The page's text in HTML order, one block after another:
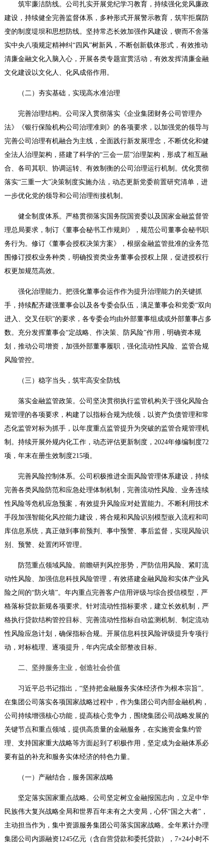
筑牢廉洁防线。 公司扎实开展党纪学习教育，持续强化党风廉政
建设，持续健全完善监督体系，多种形式开展警示教育，筑牢拒腐防
变的制度堤坝和思想防线。坚持常态长效加强作风建设，锲而不舍落
实中央八项规定精神纠“四风”树新风，不断创新载体形式，有效推动
清廉金融文化入脑入心，开展各类专题宣贯活动，有效发挥清廉金融
文化建设以文化人、化风成俗作用。
（二）夯实基础，实现高水准治理
完善治理结构。 公司深入贯彻落实《企业集团财务公司管理办
法》《银行保险机构公司治理准则》的各项要求，以加强党的领导与
完善公司治理有机融合为主线，全面践行新发展理念，不断优化和健
全法人治理架构，搭建了科学的“三会一层”治理架构，形成了相互融
合、各司其职、协调运转、有效制衡的公司治理运行机制。优化贯彻
落实“三重一大”决策制度实施办法，动态更新党委前置研究清单，进
一步优化党的领导和公司治理衔接机制。
健全制度体系。 严格贯彻落实国务院国资委以及国家金融监督管
理总局要求，制订《董事会秘书工作规则》，规范公司董事会秘书职
务行为。修订《董事会授权决策方案》，根据金融监管批准的业务范
围修订授权业务种类，明确投资类业务董事会授权上限，促进授权行
权更加规范高效。
强化治理能力。 把强化董事会运作作为提升治理能力的关键抓
手，持续配齐建强董事会以及各专委会队伍，满足董事会和党委“双向
进入、交叉任职”的要求，各专委会均由外部董事组成或外部董事占多
数。充分发挥董事会“定战略、作决策、防风险”作用，明确资本规
划，推动公司增资，加强外部董事履职，强化流动性风险、监管合规
风险管控。
（三）稳字当头，筑牢高安全防线
落实金融监管政策。 公司坚决贯彻执行监管机构关于强化风险合
规管理的各项要求，构建了以指标合规为统领，以资产负债管理和常
态化监管对标为抓手，以年度重点监管提升为突破的监管合规管理机
制。持续开展外规内化工作，动态评估更新制度，2024年修编制度72
项，年末在册生效制度215项。
完善风险控制体系。 公司积极推进全面风险管理体系建设，持续
完善各类风险防范和应急处理体制机制，完善流动性风险、业务连续
性风险等危机应急预案，有效提升风险应对处置能力。不断利用技术
手段加强智能化风控能力建设，将合规和风险识别模型嵌入流程和司
库信息系统，真正做到事前预判、事中预警、事后监督，实现风险识
别、预警、处置闭环管理。
防范重点领域风险。 前瞻研判风控形势，严防信用风险、紧盯流
动性风险、加强信息科技风险管理，有效搭建金融风险和实体产业风
险之间的“防火墙”。年内重点完善客户信用评级与综合授信模型 ， 严
格落标贷款新规各项要求。针对流动性指标要求，建立长效机制，严
格执行贷款结构管控目标、完善流动性指标自动监测机制、制定流动
性风险应急计划，确保指标合规。开展信息科技风险评级提升专项行
动，对标梳理、逐项提升，年内完成全部整改目标。
二、坚持服务主业，创造社会价值
习近平总书记指出，“坚持把金融服务实体经济作为根本宗旨”。
在集团公司落实各项国家战略过程中，作为集团公司内部金融机构，
公司持续增强核心功能，提高核心竞争力，围绕集团公司战略发展的
关键节点和重点领域，提供高质量的金融服务，在实施资金集约管
理、支持国家重大战略等方面起到了积极作用，坚定成为金融体系必
要有益的补充和服务实体经济的特色力量。
（一）产融结合，服务国家战略
坚定落实国家重点战略。 公司坚定树立金融报国志向，立足中华
民族伟大复兴战略全局和世界百年未有之大变局，心怀“国之大者”，
主动担当作为，集中资源服务集团公司落实国家战略。全年累计办理
集团公司内源融资1245亿元（含自营贷款和委托贷款），7×24小时不